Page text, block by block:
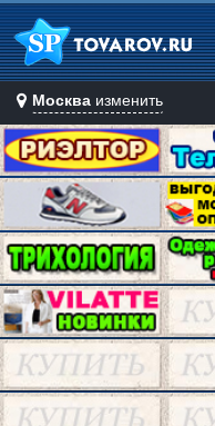
Москва изменить